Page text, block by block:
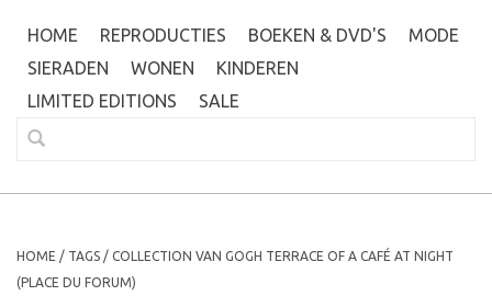
HOME REPRODUCTIES BOEKEN & DVD'S
MODE
SIERADEN
WONEN
KINDEREN
LIMITED EDITIONS
SALE
HOME / TAGS / COLLECTION VAN GOGH TERRACE OF A CAFÉ AT NIGHT
(PLACE DU FORUM)